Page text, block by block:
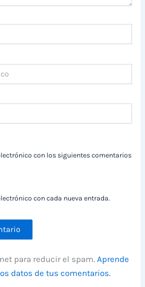
con los siguientes comentarios
con cada nueva entrada.
para reducir el spam.Aprende
datos de tus comentarios.